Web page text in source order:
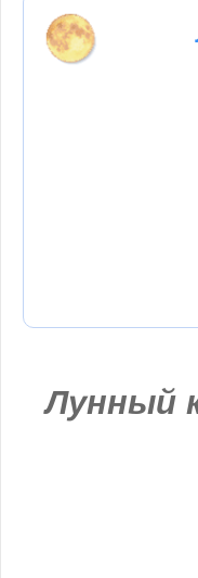
Лунный